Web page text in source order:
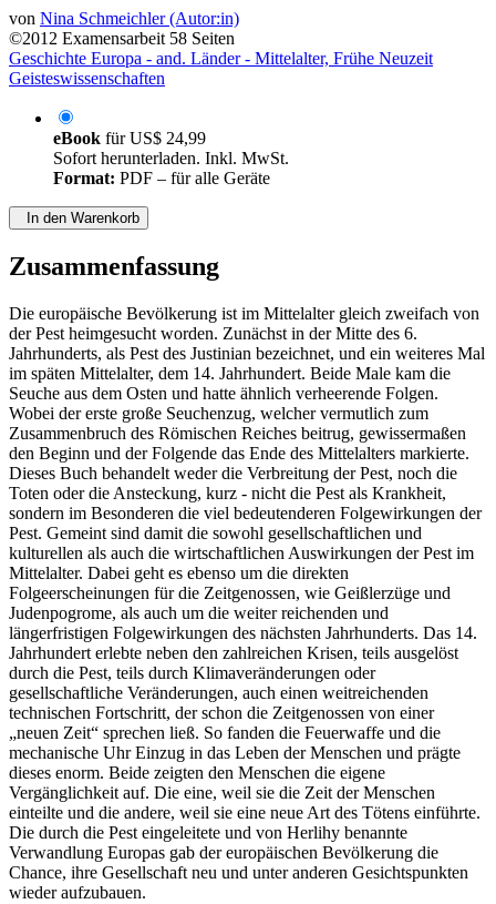
von Nina Schmeichler (Autor:in)
©2012 Examensarbeit 58 Seiten
Geschichte Europa - and. Länder - Mittelalter, Frühe Neuzeit
Geisteswissenschaften
eBook fürUS$ 24,99
Sofort herunterladen. Inkl. MwSt.
Format: PDF – für alle Geräte
In den Warenkorb
Zusammenfassung
Die europäische Bevölkerung ist im Mittelalter gleich zweifach von
der Pest heimgesucht worden. Zunächst in der Mitte des 6.
Jahrhunderts, als Pest des Justinian bezeichnet, und ein weiteres Mal
im späten Mittelalter, dem 14. Jahrhundert. Beide Male kam die
Seuche aus dem Osten und hatte ähnlich verheerende Folgen.
Wobei der erste große Seuchenzug, welcher vermutlich zum
Zusammenbruch des Römischen Reiches beitrug, gewissermaßen
den Beginn und der Folgende das Ende des Mittelalters markierte.
Dieses Buch behandelt weder die Verbreitung der Pest, noch die
Toten oder die Ansteckung, kurz - nicht die Pest als Krankheit,
sondern im Besonderen die viel bedeutenderen Folgewirkungen der
Pest. Gemeint sind damit die sowohl gesellschaftlichen und
kulturellen als auch die wirtschaftlichen Auswirkungen der Pest im
Mittelalter. Dabei geht es ebenso um die direkten
Folgeerscheinungen für die Zeitgenossen, wie Geißlerzüge und
Judenpogrome, als auch um die weiter reichenden und
längerfristigen Folgewirkungen des nächsten Jahrhunderts. Das 14.
Jahrhundert erlebte neben den zahlreichen Krisen, teils ausgelöst
durch die Pest, teils durch Klimaveränderungen oder
gesellschaftliche Veränderungen, auch einen weitreichenden
technischen Fortschritt, der schon die Zeitgenossen von einer
„neuen Zeit“ sprechen ließ. So fanden die Feuerwaffe und die
mechanische Uhr Einzug in das Leben der Menschen und prägte
dieses enorm. Beide zeigten den Menschen die eigene
Vergänglichkeit auf. Die eine, weil sie die Zeit der Menschen
einteilte und die andere, weil sie eine neue Art des Tötens einführte.
Die durch die Pest eingeleitete und von Herlihy benannte
Verwandlung Europas gab der europäischen Bevölkerung die
Chance, ihre Gesellschaft neu und unter anderen Gesichtspunkten
wieder aufzubauen.